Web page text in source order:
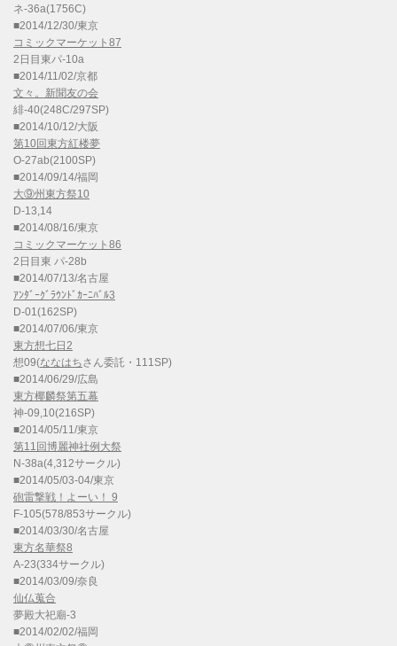
ネ-36a(1756C)
■2014/12/30/東京
コミックマーケット87
2日目東パ-10a
■2014/11/02/京都
文々。新聞友の会
緋-40(248C/297SP)
■2014/10/12/大阪
第10回東方紅楼夢
O-27ab(2100SP)
■2014/09/14/福岡
大⑨州東方祭10
D-13,14
■2014/08/16/東京
コミックマーケット86
2日目東 パ-28b
■2014/07/13/名古屋
ｱﾝﾀﾞｰｸﾞﾗｳﾝﾄﾞｶｰﾆﾊﾞﾙ3
D-01(162SP)
■2014/07/06/東京
東方想七日2
想09(ななはちさん委託・111SP)
■2014/06/29/広島
東方椰麟祭第五幕
神-09,10(216SP)
■2014/05/11/東京
第11回博麗神社例大祭
N-38a(4,312サークル)
■2014/05/03-04/東京
砲雷撃戦！よーい！ 9
F-105(578/853サークル)
■2014/03/30/名古屋
東方名華祭8
A-23(334サークル)
■2014/03/09/奈良
仙仏蒐合
夢殿大祀廟-3
■2014/02/02/福岡